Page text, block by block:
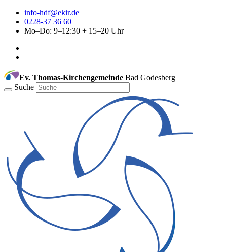
info-hdf@ekir.de|
0228-37 36 60|
Mo–Do: 9–12:30 + 15–20 Uhr
|
|
Ev. Thomas-Kirchengemeinde Bad Godesberg
Suche